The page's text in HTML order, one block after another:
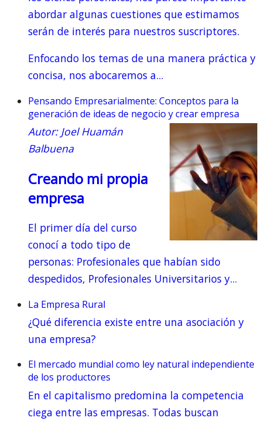
abordar algunas cuestiones que estimamos
serán de interés para nuestros suscriptores.
Enfocando los temas de una manera práctica y
concisa, nos abocaremos a...
Pensando Empresarialmente: Conceptos para la
generación de ideas de negocio y crear empresa
Autor: Joel Huamán
Balbuena
Creando mi propia
empresa
El primer día del curso
conocí a todo tipo de
personas: Profesionales que habían sido
despedidos, Profesionales Universitarios y...
La Empresa Rural
¿Qué diferencia existe entre una asociación y
una empresa?
El mercado mundial como ley natural independiente
de los productores
En el capitalismo predomina la competencia
ciega entre las empresas. Todas buscan